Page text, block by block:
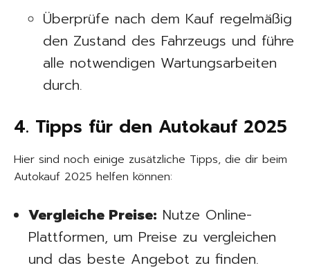
Überprüfe nach dem Kauf regelmäßig
den Zustand des Fahrzeugs und führe
alle notwendigen Wartungsarbeiten
durch.
4. Tipps für den Autokauf 2025
Hier sind noch einige zusätzliche Tipps, die dir beim
Autokauf 2025 helfen können:
Vergleiche Preise: Nutze Online-
Plattformen, um Preise zu vergleichen
und das beste Angebot zu finden.